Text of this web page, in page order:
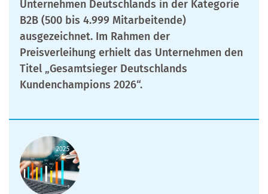
Unternehmen Deutschlands in der Kategorie
B2B (500 bis 4.999 Mitarbeitende)
ausgezeichnet. Im Rahmen der
Preisverleihung erhielt das Unternehmen den
Titel „Gesamtsieger Deutschlands
Kundenchampions 2026“.